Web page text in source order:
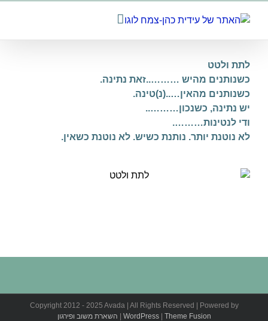
לתוכן
לתת ולטט
כשנותנים מהיש ………..זאת נתינה.
כשנותנים מהאין…..(נ)טינה.
יש נתינה, כשנכון………..
ודי לנטינות……….
לא נוטנת יותר. נותנת כשיש. לא נוטנת כשאין.
Copyright 2012 - 2025 Avada | All Rights Reserved | Powered by
WordPress| Theme Fusion השארת משוב ופירגון